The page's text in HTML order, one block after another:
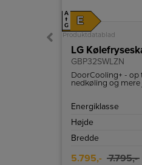
A
↑
G
E
Produktdatablad
LG
GBP32SWLZN
DoorCooling+ - op
nedkøling og mere
konstant
Energiklasse
Højde
Bredde
5.795,- 7.795,-